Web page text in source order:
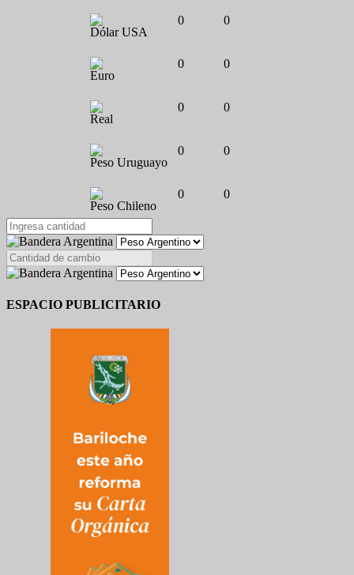
Dólar USA
0 0
Euro
0 0
Real
0 0
Peso Uruguayo
0 0
Peso Chileno
0 0
ESPACIO PUBLICITARIO